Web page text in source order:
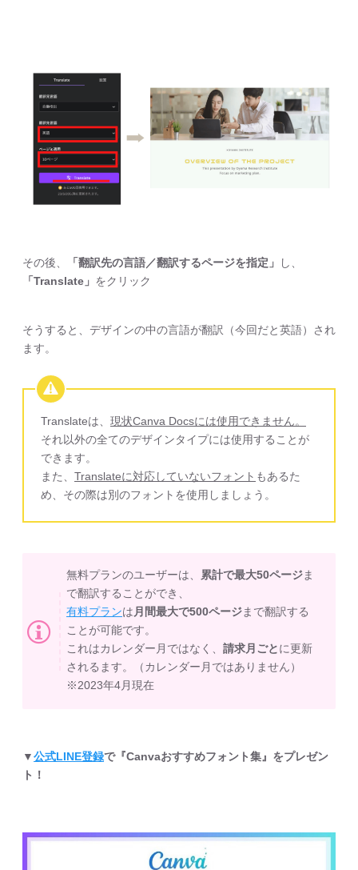
その後、 「翻訳先の言語／翻訳するページを指定」
し、
「Translate」 をクリック
そうすると、デザインの中の言語が翻訳（今回だと英語）され
ます。
Translateは、 現状Canva Docsには使用できません。
それ以外の全てのデザインタイプには使用することが
できます。
また、 Translateに対応していないフォント もあるた
め、その際は別のフォントを使用しましょう。
無料プランのユーザーは、 累計で最大50ページま
で翻訳することができ、
有料プランは 月間最大で500ページまで翻訳する
ことが可能です。
これはカレンダー月ではなく、 請求月ごとに更新
されるます。（カレンダー月ではありません）
※2023年4月現在
▼公式LINE登録で『Canvaおすすめフォント集』をプレゼン
ト！